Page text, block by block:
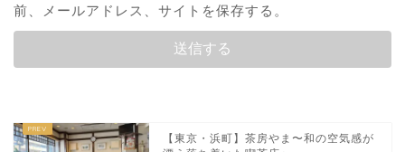
前、メールアドレス、サイトを保存する。
【東京・浜町】茶房やま〜和の空気感が